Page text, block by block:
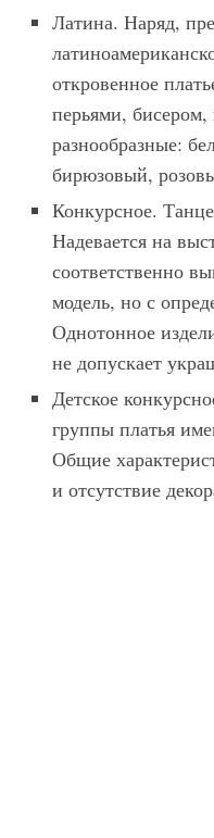
Латина. Наряд,
откровенное
перьями,
разнообразные:
бирюзовый,
Конкурсное.
Надевается на
соответственно
модель, но с
Однотонное
не допускает
Детское
группы платья
Общие
и отсутствие